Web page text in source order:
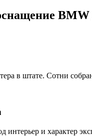
BMW
в штате. Сотни
интерьер и характер